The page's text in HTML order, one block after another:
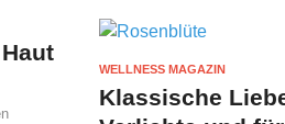
WELLNESS MAGAZIN
Klassische